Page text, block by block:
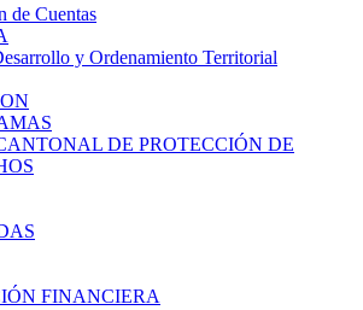
de Cuentas
y Ordenamiento Territorial
DE PROTECCIÓN DE
FINANCIERA